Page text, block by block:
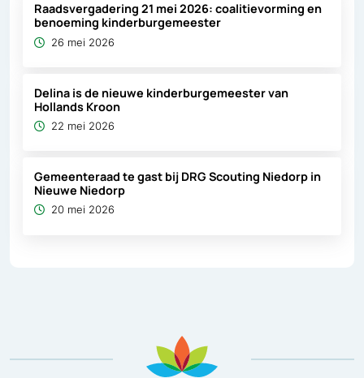
Raadsvergadering 21 mei 2026: coalitievorming en
benoeming kinderburgemeester
26 mei 2026
Delina is de nieuwe kinderburgemeester van
Hollands Kroon
22 mei 2026
Gemeenteraad te gast bij DRG Scouting Niedorp in
Nieuwe Niedorp
20 mei 2026